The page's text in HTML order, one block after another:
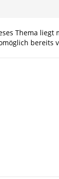
Thema liegt
bereits